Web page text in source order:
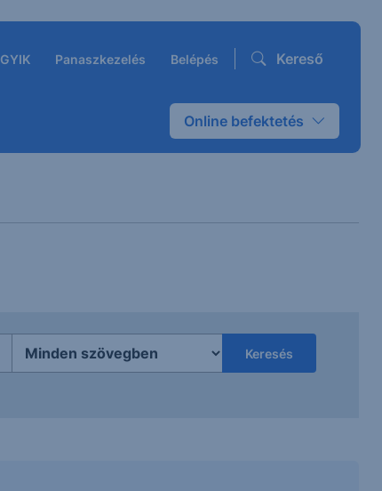
GYIK Panaszkezelés Belépés Kereső
Online befektetés
Keresés